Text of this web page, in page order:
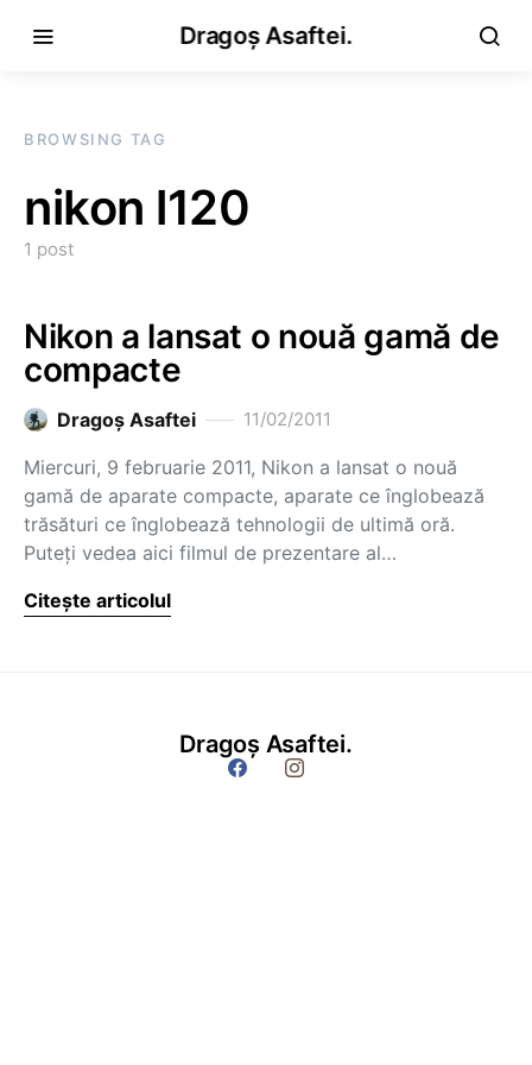
Dragoș Asaftei.
BROWSING TAG
nikon l120
1 post
Nikon a lansat o nouă gamă de
compacte
Dragoş Asaftei 11/02/2011
Miercuri, 9 februarie 2011, Nikon a lansat o nouă
gamă de aparate compacte, aparate ce înglobează
trăsături ce înglobează tehnologii de ultimă oră.
Puteţi vedea aici filmul de prezentare al…
Citește articolul
Dragoș Asaftei.